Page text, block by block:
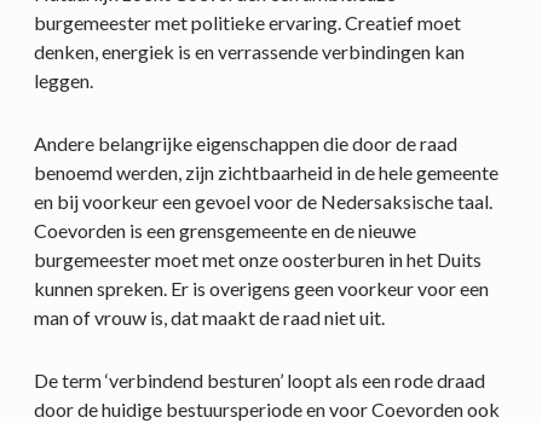
burgemeester met politieke ervaring. Creatief moet
denken, energiek is en verrassende verbindingen kan
leggen.
Andere belangrijke eigenschappen die door de raad
benoemd werden, zijn zichtbaarheid in de hele gemeente
en bij voorkeur een gevoel voor de Nedersaksische taal.
Coevorden is een grensgemeente en de nieuwe
burgemeester moet met onze oosterburen in het Duits
kunnen spreken. Er is overigens geen voorkeur voor een
man of vrouw is, dat maakt de raad niet uit.
De term ‘verbindend besturen’ loopt als een rode draad
door de huidige bestuursperiode en voor Coevorden ook